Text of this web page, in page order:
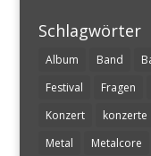
Schlagwörter
Album Band
Festival
Fragen
Konzert
konzerte
Metal
Metalcore